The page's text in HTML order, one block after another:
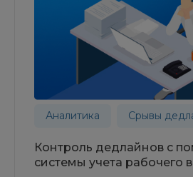
Аналитика Срывы
Контроль дедлайнов с
системы учета рабочего